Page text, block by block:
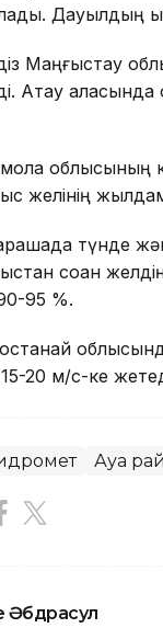
Дауылдың
Маңғыстау
Ақтау
облысының
желінің
түнде
соққан
95 %.
20 м/с-ке
Ауа
Әбдрасул